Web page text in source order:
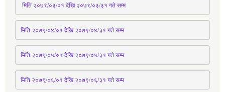
मिति २०७९/०३/०१ देखि २०७९/०३/३१ गते सम्म
मिति २०७९/०४/०१ देखि २०७९/०४/३१ गते सम्म
मिति २०७९्/०५/०१ देखि २०७९/०५/३१ गते सम्म
मिति २०७९्/०६/०१ देखि २०७९/०६/३१ गते सम्म